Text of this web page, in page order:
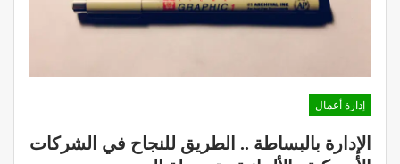
إدارة أعمال
الإدارة بالبساطة .. الطريق للنجاح في الشركات